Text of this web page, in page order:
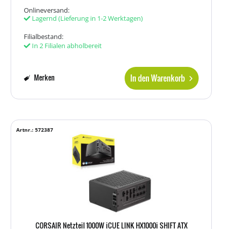
Onlineversand:
Lagernd (Lieferung in 1-2 Werktagen)
Filialbestand:
In 2 Filialen abholbereit
In den Warenkorb
Merken
CORSAIR Netzteil 1000W iCUE LINK HX1000i SHIFT ATX
Artnr.: 572387